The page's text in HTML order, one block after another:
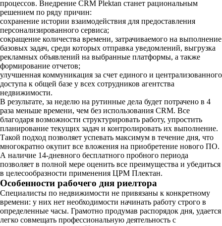
процессов. Внедрение CRM Plektan станет рациональным
решением по ряду причин:
сохранение истории взаимодействия для предоставления
персонализированного сервиса;
сокращение количества времени, затрачиваемого на выполнение
базовых задач, среди которых отправка уведомлений, выгрузка
рекламных объявлений на выбранные платформы, а также
формирование отчетов;
улучшенная коммуникация за счет единого и централизованного
доступа к общей базе у всех сотрудников агентства
недвижимости.
В результате, за неделю на рутинные дела будет потрачено в 4
раза меньше времени, чем без использования CRM. Все
благодаря возможности структурировать работу, упростить
планирование текущих задач и контролировать их выполнение.
Такой подход позволяет успевать максимум в течение дня, что
многократно окупит все вложения на приобретение нового ПО.
А наличие 14-дневного бесплатного пробного периода
позволяет в полной мере оценить все преимущества и убедиться
в целесообразности применения ЦРМ Плектан.
Особенности рабочего дня риелтора
Специалисты по недвижимости не привязаны к конкретному
времени: у них нет необходимости начинать работу строго в
определенные часы. Грамотно продумав распорядок дня, удается
легко совмещать профессиональную деятельность с